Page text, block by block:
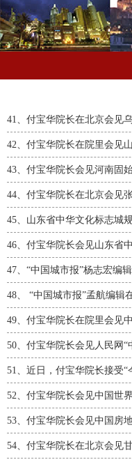
41、 付宝华院长在北京会见
42、 付宝华院长在院里会见
43、 付宝华院长会见河南固
44、 付宝华院长在北京会见
45、 山东省中华文化标志城规
46、 付宝华院长会见山东省
47、 “中国城市报”杨志宏编
48、 “中国城市报”孟航编辑
49、 付宝华院长在院里会见
50、 付宝华院长会见人民网“
51、 近日，付宝华院长接受“
52、 付宝华院长会见中国世
53、 付宝华院长会见中国房
54、 付宝华院长在北京会见